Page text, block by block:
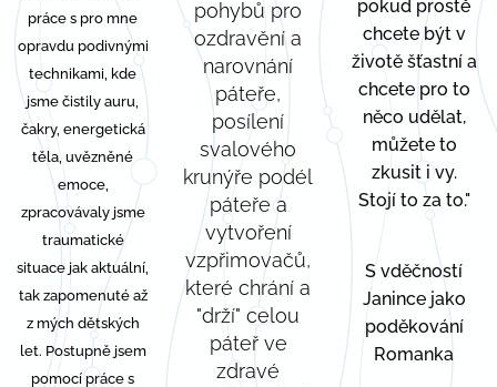
práce s pro mne
opravdu podivnými
technikami, kde
jsme čistily auru,
čakry, energetická
těla, uvězněné
emoce,
zpracovávaly jsme
traumatické
situace jak aktuální,
tak zapomenuté až
z mých dětských
let. Postupně jsem
pomocí práce s
pohybů pro
ozdravění a
narovnání
páteře,
posílení
svalového
krunýře podél
páteře a
vytvoření
vzpřimovačů,
které chrání a
"drží" celou
páteř ve
zdravé
pokud prostě
chcete být v
životě šťastní a
chcete pro to
něco udělat,
můžete to
zkusit i vy.
Stojí to za to."
S vděčností
Janince jako
poděkování
Romanka